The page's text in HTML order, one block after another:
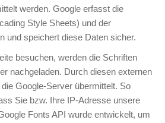
werden. Google erfasst die
Style Sheets) und der
und speichert diese Daten sicher.
besuchen, werden die Schriften
nachgeladen. Durch diesen externen
Google-Server übermittelt. So
Sie bzw. Ihre IP-Adresse unsere
Fonts API wurde entwickelt, um